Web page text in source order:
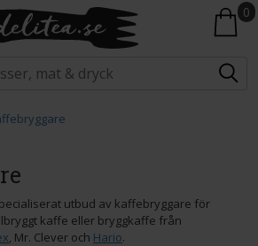
0
utbud av kaffebryggare för
kaffe eller bryggkaffe från
, Mr. Clever och Hario.